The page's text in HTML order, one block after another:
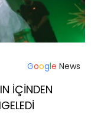
Google News
İÇİNDEN